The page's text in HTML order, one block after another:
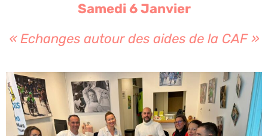
Samedi 6 Janvier
« Echanges autour des aides de la CAF»